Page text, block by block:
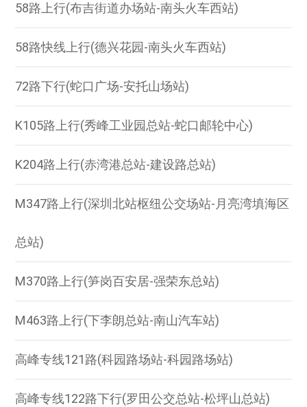
58路上行(布吉街道办场站-南头火车西站)
58路快线上行(德兴花园-南头火车西站)
72路下行(蛇口广场-安托山场站)
K105路上行(秀峰工业园总站-蛇口邮轮中心)
K204路上行(赤湾港总站-建设路总站)
M347路上行(深圳北站枢纽公交场站-月亮湾填海区
总站)
M370路上行(笋岗百安居-强荣东总站)
M463路上行(下李朗总站-南山汽车站)
高峰专线121路(科园路场站-科园路场站)
高峰专线122路下行(罗田公交总站-松坪山总站)